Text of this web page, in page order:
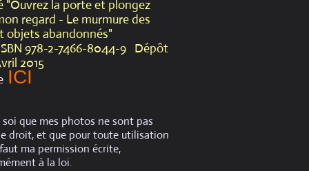
"Ouvrez la porte et plongez
regard - Le murmure des
objets abandonnés"
978-2-7466-8044-9 Dépôt
2015
ICI
soi que mes photos ne sont pas
droit, et que pour toute utilisation
ma permission écrite,
à la loi.